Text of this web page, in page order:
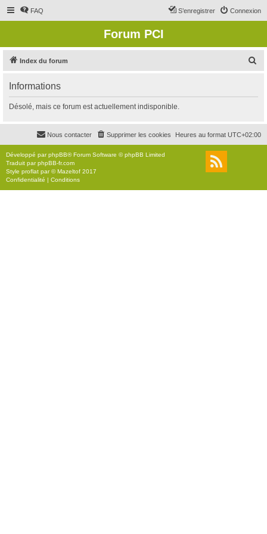
FAQ Connexion
S’enregistrer
Forum PCI
Index du forum
r
c
r
Informations
Désolé, mais ce forum est actuellement indisponible.
Heures au format UTC+02:00
Supprimer les cookies
Nous contacter
Développé parphpBB® Forum Software © phpBB Limited
Traduit parphpBB-fr.com
Style proflat par ©Mazeltof 2017
Confidentialité | Conditions